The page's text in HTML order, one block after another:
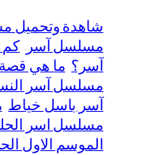
شاهدة وتحميل
مسلسل آسر
آسر؟ ما هي
مسلسل آسر
آسر باسل خياط
مسلسل اسر
الموسم الاول